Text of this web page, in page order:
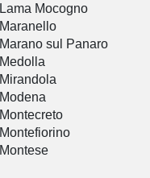
Lama Mocogno
Maranello
Marano sul Panaro
Medolla
Mirandola
Modena
Montecreto
Montefiorino
Montese